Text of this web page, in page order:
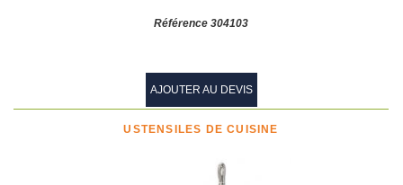
Référence 304103
AJOUTER AU DEVIS
USTENSILES DE CUISINE